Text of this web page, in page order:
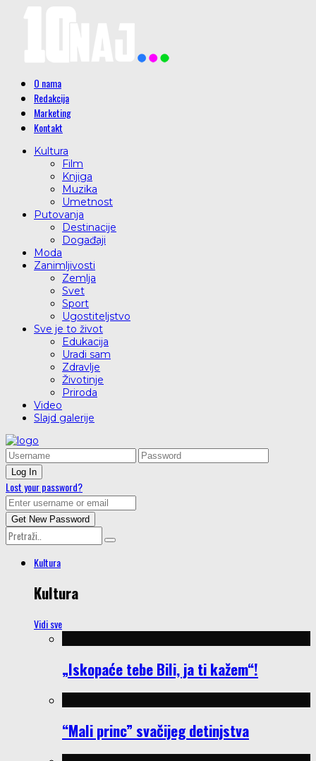
O nama
Redakcija
Marketing
Kontakt
Kultura
Film
Knjiga
Muzika
Umetnost
Putovanja
Destinacije
Događaji
Moda
Zanimljivosti
Zemlja
Svet
Sport
Ugostiteljstvo
Sve je to život
Edukacija
Uradi sam
Zdravlje
Životinje
Priroda
Video
Slajd galerije
Lost your password?
Kultura
Kultura
Vidi sve
„Iskopaće tebe Bili, ja ti kažem“!
“Mali princ” svačijeg detinjstva